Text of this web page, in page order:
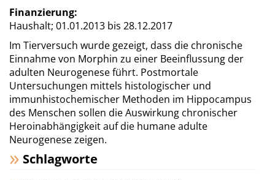
Finanzierung:
Haushalt; 01.01.2013 bis 28.12.2017
Im Tierversuch wurde gezeigt, dass die chronische
Einnahme von Morphin zu einer Beeinflussung der
adulten Neurogenese führt. Postmortale
Untersuchungen mittels histologischer und
immunhistochemischer Methoden im Hippocampus
des Menschen sollen die Auswirkung chronischer
Heroinabhängigkeit auf die humane adulte
Neurogenese zeigen.
Schlagworte